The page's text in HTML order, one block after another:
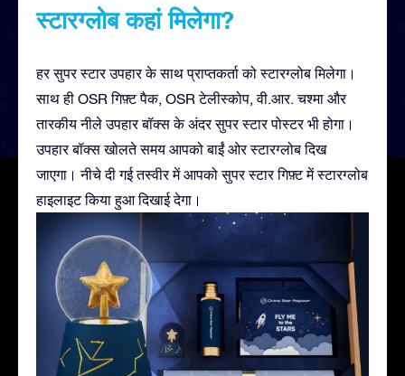
स्टारग्लोब कहां मिलेगा?
हर सुपर स्टार उपहार के साथ प्राप्तकर्ता को स्टारग्लोब मिलेगा।
साथ ही OSR गिफ़्ट पैक, OSR टेलीस्कोप, वी.आर. चश्मा और
तारकीय नीले उपहार बॉक्स के अंदर सुपर स्टार पोस्टर भी होगा।
उपहार बॉक्स खोलते समय आपको बाईं ओर स्टारग्लोब दिख
जाएगा। नीचे दी गई तस्वीर में आपको सुपर स्टार गिफ़्ट में स्टारग्लोब
हाइलाइट किया हुआ दिखाई देगा।